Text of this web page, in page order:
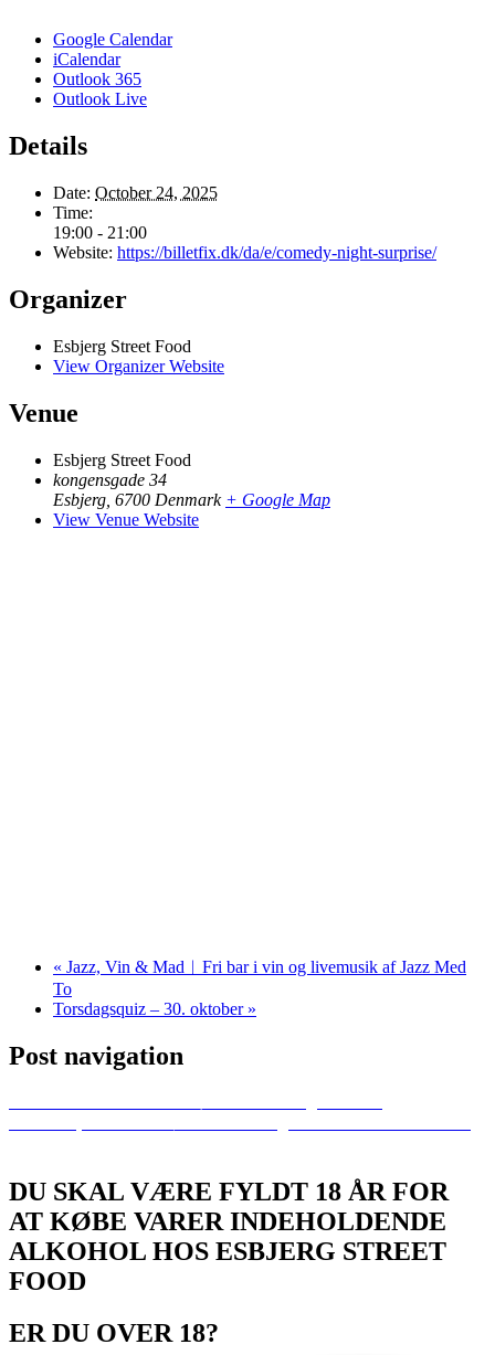
Google Calendar
iCalendar
Outlook 365
Outlook Live
Details
Date: October 24, 2025
Time:
19:00 - 21:00
Website: https://billetfix.dk/da/e/comedy-night-surprise/
Organizer
Esbjerg Street Food
View Organizer Website
Venue
Esbjerg Street Food
kongensgade 34
Esbjerg 6700 Denmark + Google Map
View Venue Website
« Jazz, Vin & Mad︱Fri bar i vin og livemusik af Jazz Med
To
Torsdagsquiz – 30. oktober »
Post navigation
DU SKAL VÆRE FYLDT 18 ÅR FOR
AT KØBE VARER INDEHOLDENDE
ALKOHOL HOS ESBJERG STREET
FOOD
ER DU OVER 18?